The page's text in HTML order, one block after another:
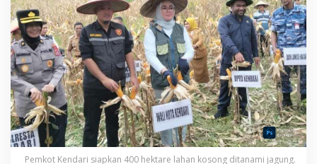
a
d
a
P
a
n
g
a
n
4
0
0
H
Pemkot Kendari siapkan 400 hektare lahan kosong ditanami jagung.